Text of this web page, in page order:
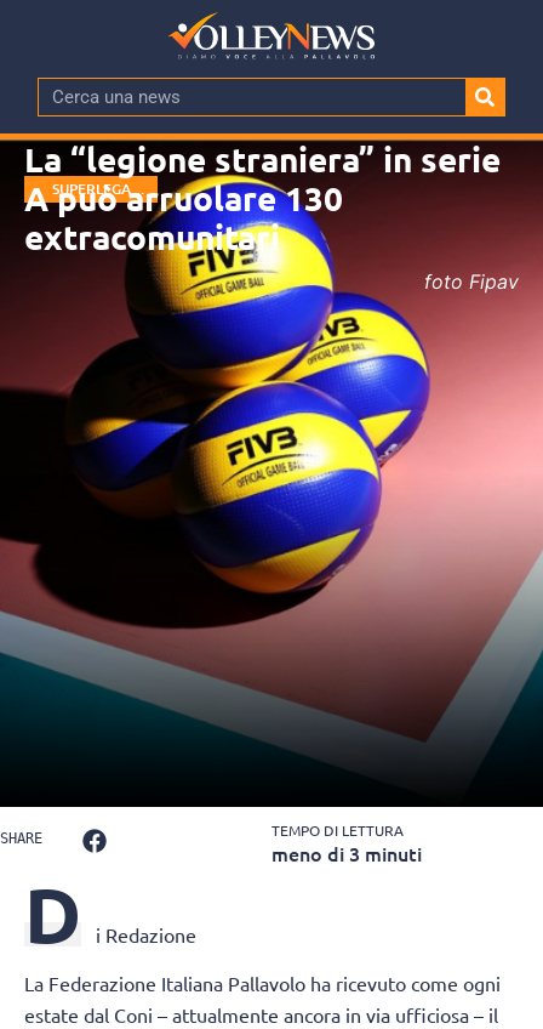
SUPERLEGA
MASCHILE
La “legione straniera” in serie
A può arruolare 130
extracomunitari
foto Fipav
SHARE TEMPO DI LETTURA
meno di 3 minuti
D i Redazione
La Federazione Italiana Pallavolo ha ricevuto come ogni
estate dal Coni – attualmente ancora in via ufficiosa – il